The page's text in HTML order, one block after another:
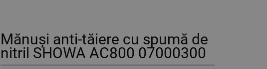
Mănuși anti-tăiere cu spumă de
nitril SHOWA AC800 07000300